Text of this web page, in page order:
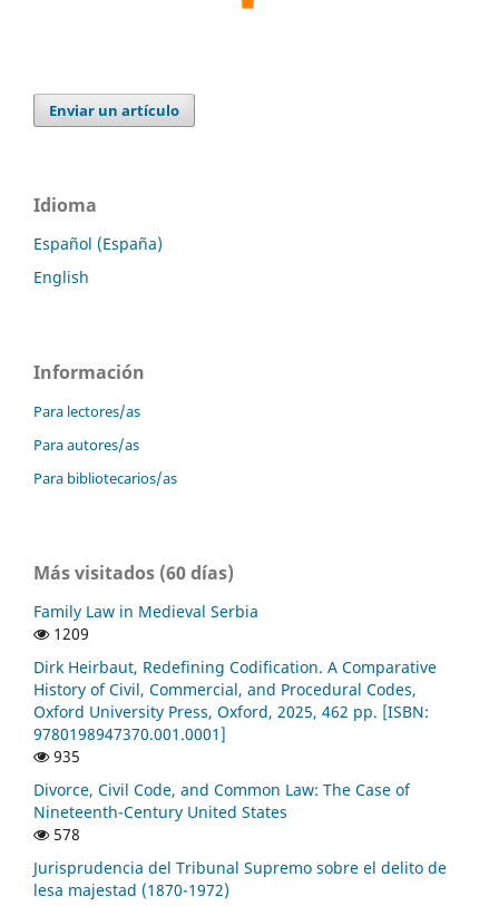
Enviar un artículo
Idioma
Español (España)
English
Información
Para lectores/as
Para autores/as
Para bibliotecarios/as
Más visitados (60 días)
Family Law in Medieval Serbia
1209
Dirk Heirbaut, Redefining Codification. A Comparative
History of Civil, Commercial, and Procedural Codes,
Oxford University Press, Oxford, 2025, 462 pp. [ISBN:
9780198947370.001.0001]
935
Divorce, Civil Code, and Common Law: The Case of
Nineteenth-Century United States
578
Jurisprudencia del Tribunal Supremo sobre el delito de
lesa majestad (1870-1972)